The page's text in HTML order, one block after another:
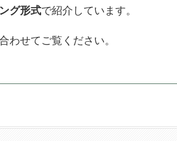
グ形式で紹介しています。
せてご覧ください。